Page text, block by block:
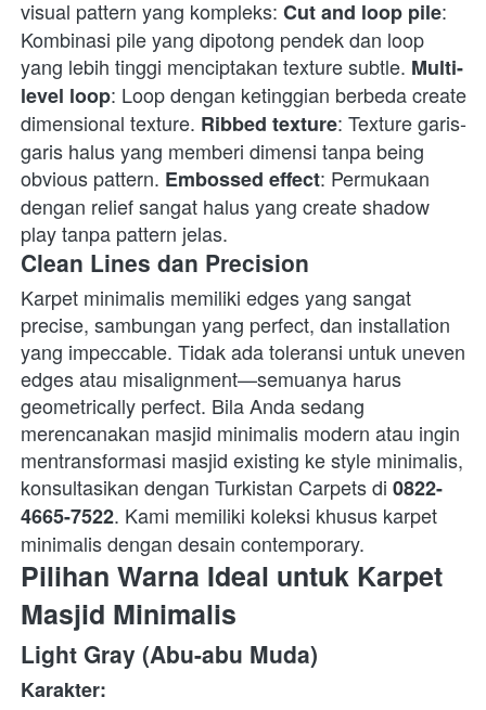
visual pattern yang kompleks: Cut and loop pile:
Kombinasi pile yang dipotong pendek dan loop
yang lebih tinggi menciptakan texture subtle. Multi-
level loop: Loop dengan ketinggian berbeda create
dimensional texture. Ribbed texture: Texture garis-
garis halus yang memberi dimensi tanpa being
obvious pattern. Embossed effect: Permukaan
dengan relief sangat halus yang create shadow
play tanpa pattern jelas.
Clean Lines dan Precision
Karpet minimalis memiliki edges yang sangat
precise, sambungan yang perfect, dan installation
yang impeccable. Tidak ada toleransi untuk uneven
edges atau misalignment—semuanya harus
geometrically perfect. Bila Anda sedang
merencanakan masjid minimalis modern atau ingin
mentransformasi masjid existing ke style minimalis,
konsultasikan dengan Turkistan Carpets di 0822-
4665-7522. Kami memiliki koleksi khusus karpet
minimalis dengan desain contemporary.
Pilihan Warna Ideal untuk Karpet
Masjid Minimalis
Light Gray (Abu-abu Muda)
Karakter: